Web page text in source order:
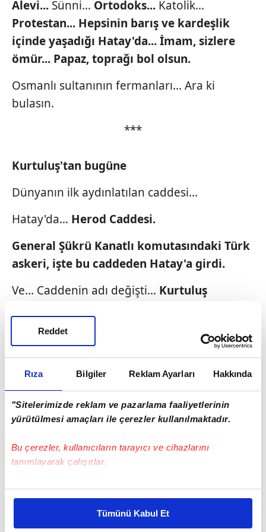
Rıza Bilgiler Reklam Ayarları Hakkında
"Sitelerimizde reklam ve pazarlama faaliyetlerinin
yürütülmesi amaçları ile çerezler kullanılmaktadır.
Bu çerezler, kullanıcıların tarayıcı ve cihazlarını
tanımlayarak çalışırlar.
Bu çerezlere izin vermeniz halinde sizlere özel
daha iyi reklam deneyimi yaşatabiliriz. Bunu yaparken
Tümünü Kabul Et
Reddet
Alevi... Sünni... Ortodoks... Katolik...
Protestan... Hepsinin barış ve kardeşlik
içinde yaşadığı Hatay'da...İmam, sizlere
ömür... Papaz,toprağı bol olsun.
Osmanlı sultanının fermanları... Ara ki
bulasın.
***
Kurtuluş'tan bugüne
Dünyanın ilk aydınlatılan caddesi...
Hatay'da... Herod Caddesi.
General Şükrü Kanatlı komutasındaki Türk
askeri, işte bu caddeden Hatay'a girdi.
Ve... Caddenin adı değişti... Kurtuluş
Kurtuluş Caddesi üzerindeki
tescilliyapı
Tamamen yıkılan var... Ağır veya orta hasarlı
Hatay'ın derlenip toparlanmakta
gecikmesinin
nedeni... Şehrin bir
müzesi olması.
***
Küllerinden doğan şehir